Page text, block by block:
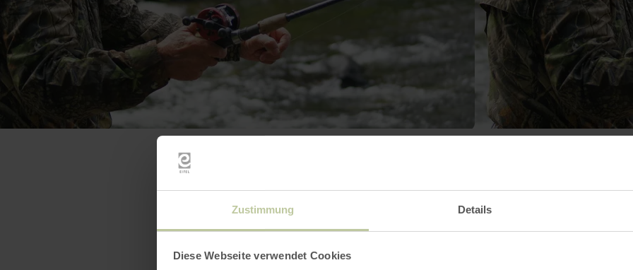
Zustimmung Details
Diese Webseite verwendet Cookies
Contact